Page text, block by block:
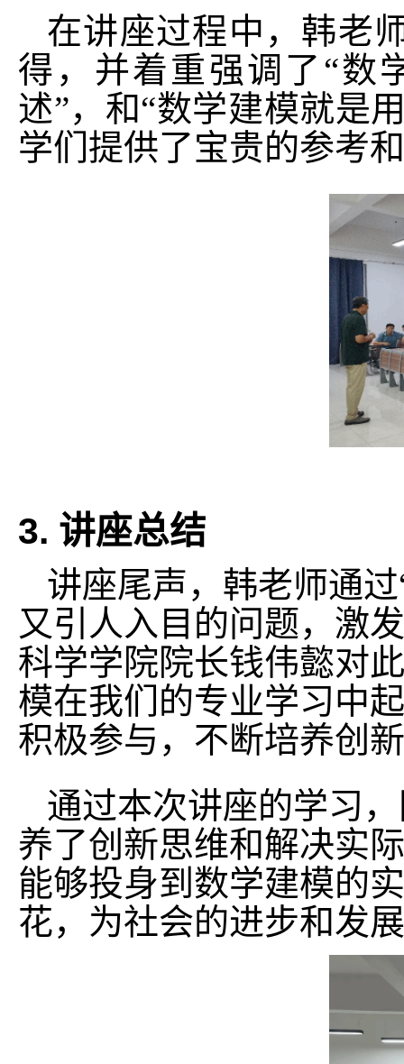
在讲座过程中，韩老
得，并着重强调了 “数
述”，和“数学建模就是
学们提供了宝贵的参考
3. 讲座总结
讲座尾声，韩老师通过
又引人入目的问题，激
科学学院院长钱伟懿对
模在我们的专业学习中
积极参与，不断培养创
通过本次讲座的学习
养了创新思维和解决实
能够投身到数学建模的
花，为社会的进步和发